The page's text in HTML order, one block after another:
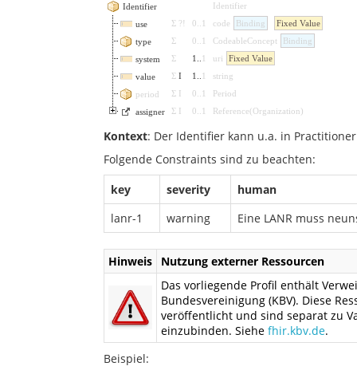
Identifier
Identifier
use
Σ ?! 0 1 code Binding
Fixed Value
type
Σ 0 1 CodeableConcept
Binding
system
Σ 1 1 uri
Fixed Value
value
Σ I 1 1
string
period
Σ I 0 1
Period
assigner
Σ I 0 1 Reference( Organization)
Kontext: Der Identifier kann u.a. in
Folgende Constraints sind zu beachten:
key
severity
human
lanr-1
warning Eine LANR muss
Hinweis
Nutzung externer Ressourcen
Das vorliegende Profil enthält
Bundesvereinigung (KBV). Diese
veröffentlicht und sind separat zu
einzubinden. Siehe fhir.kbv.de.
Beispiel: